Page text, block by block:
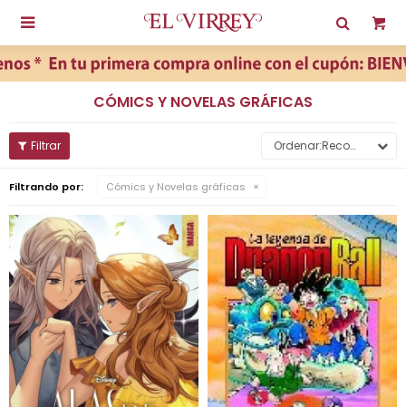

CÓMICS Y NOVELAS GRÁFICAS
Recomendados
Filtrando por: Cómics y Novelas gráficas